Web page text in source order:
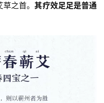
草之首。其疗效足足是普通